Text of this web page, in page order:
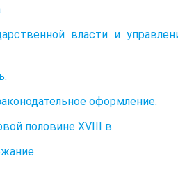
власти и
оформление.
половине XVIII в.